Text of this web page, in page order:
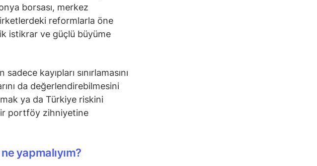
borsası, merkez
reformlarla öne
istikrar ve güçlü büyüme
kayıpları sınırlamasını
da değerlendirebilmesini
ya da Türkiye riskini
portföy zihniyetine
yapmalıyım?